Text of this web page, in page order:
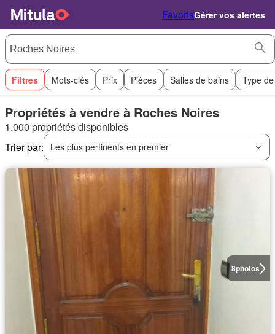
FavorisGérer vos alertes
Filtres Mots-clés Prix Pièces Salles de bains Type
Propriétés à vendre à Roches Noires
1.000 propriétés disponibles
Trier par:
Les plus pertinents en premier
8photos